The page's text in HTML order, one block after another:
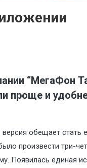
“МегаФон
проще и
обещает стать
произвести три-
Появилась единая